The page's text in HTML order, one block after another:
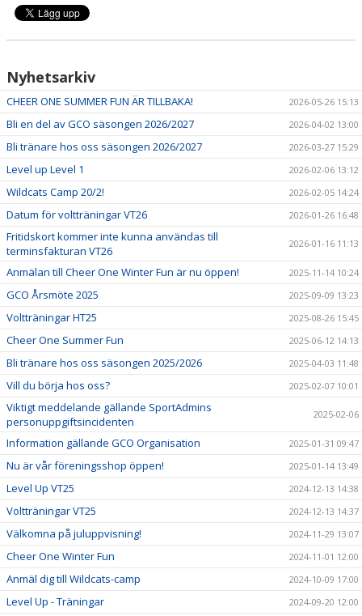
KONTAKT
CHEER ONE CHAMPIONSHIPS
Nyhetsarkiv
CHEER ONE SUMMER FUN ÄR TILLBAKA! 2026-05-26 15:13
Bli en del av GCO säsongen 2026/2027 2026-04-02 13:00
Bli tränare hos oss säsongen 2026/2027 2026-03-27 15:29
Level up Level 1 2026-02-06 13:12
Wildcats Camp 20/2! 2026-02-05 14:24
Datum för voltträningar VT26 2026-01-26 16:48
Fritidskort kommer inte kunna användas till
terminsfakturan VT26
2026-01-16 11:13
Anmälan till Cheer One Winter Fun är nu öppen! 2025-11-14 10:24
GCO Årsmöte 2025 2025-09-09 13:23
Voltträningar HT25 2025-08-26 15:45
Cheer One Summer Fun 2025-06-12 14:13
Bli tränare hos oss säsongen 2025/2026 2025-04-03 11:48
Vill du börja hos oss? 2025-02-07 10:01
Viktigt meddelande gällande SportAdmins
personuppgiftsincidenten
2025-02-06
Information gällande GCO Organisation 2025-01-31 09:47
Nu är vår föreningsshop öppen! 2025-01-14 13:49
Level Up VT25 2024-12-13 14:38
Voltträningar VT25 2024-12-13 14:37
Välkomna på juluppvisning! 2024-11-29 13:07
Cheer One Winter Fun 2024-11-01 12:00
Anmäl dig till Wildcats-camp 2024-10-09 17:00
Level Up - Träningar 2024-09-20 12:00